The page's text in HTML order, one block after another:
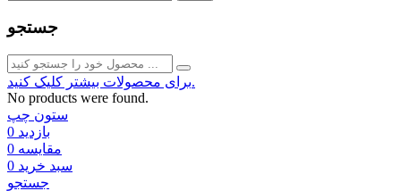
جستجو
برای محصولات بیشتر کلیک کنید.
No products were found.
ستون چپ
بازدید 0
مقایسه 0
سبد خرید 0
جستجو